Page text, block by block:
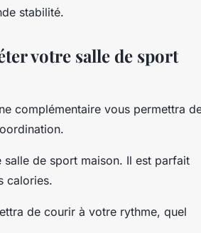
stabilité.
votre salle de sport
complémentaire vous permettra
salle de sport maison. Il est parfait
calories.
de courir à votre rythme, quel